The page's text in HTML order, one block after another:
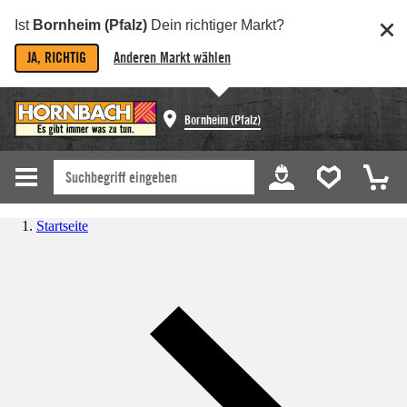
Ist Bornheim (Pfalz) Dein richtiger Markt?
JA, RICHTIG Anderen Markt wählen
Bornheim (Pfalz)
Startseite